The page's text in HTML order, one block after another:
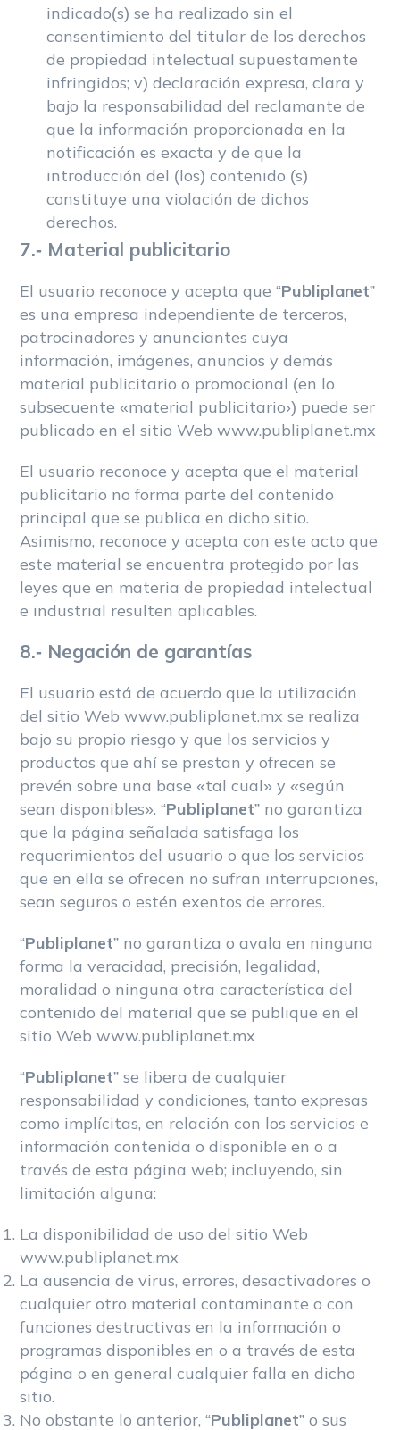
indicado(s) se ha realizado sin el
consentimiento del titular de los derechos
de propiedad intelectual supuestamente
infringidos; v) declaración expresa, clara y
bajo la responsabilidad del reclamante de
que la información proporcionada en la
notificación es exacta y de que la
introducción del (los) contenido (s)
constituye una violación de dichos
derechos.
7.- Material publicitario
El usuario reconoce y acepta que “Publiplanet”
es una empresa independiente de terceros,
patrocinadores y anunciantes cuya
información, imágenes, anuncios y demás
material publicitario o promocional (en lo
subsecuente «material publicitario›) puede ser
publicado en el sitio Web www.publiplanet.mx
El usuario reconoce y acepta que el material
publicitario no forma parte del contenido
principal que se publica en dicho sitio.
Asimismo, reconoce y acepta con este acto que
este material se encuentra protegido por las
leyes que en materia de propiedad intelectual
e industrial resulten aplicables.
8.- Negación de garantías
El usuario está de acuerdo que la utilización
del sitio Web www.publiplanet.mx se realiza
bajo su propio riesgo y que los servicios y
productos que ahí se prestan y ofrecen se
prevén sobre una base «tal cual» y «según
sean disponibles». “Publiplanet” no garantiza
que la página señalada satisfaga los
requerimientos del usuario o que los servicios
que en ella se ofrecen no sufran interrupciones,
sean seguros o estén exentos de errores.
“Publiplanet” no garantiza o avala en ninguna
forma la veracidad, precisión, legalidad,
moralidad o ninguna otra característica del
contenido del material que se publique en el
sitio Web www.publiplanet.mx
“Publiplanet” se libera de cualquier
responsabilidad y condiciones, tanto expresas
como implícitas, en relación con los servicios e
información contenida o disponible en o a
través de esta página web; incluyendo, sin
limitación alguna:
La disponibilidad de uso del sitio Web
www.publiplanet.mx
La ausencia de virus, errores, desactivadores o
cualquier otro material contaminante o con
funciones destructivas en la información o
programas disponibles en o a través de esta
página o en general cualquier falla en dicho
sitio.
No obstante lo anterior, “Publiplanet” o sus